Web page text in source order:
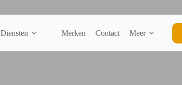
Diensten Merken Contact Meer